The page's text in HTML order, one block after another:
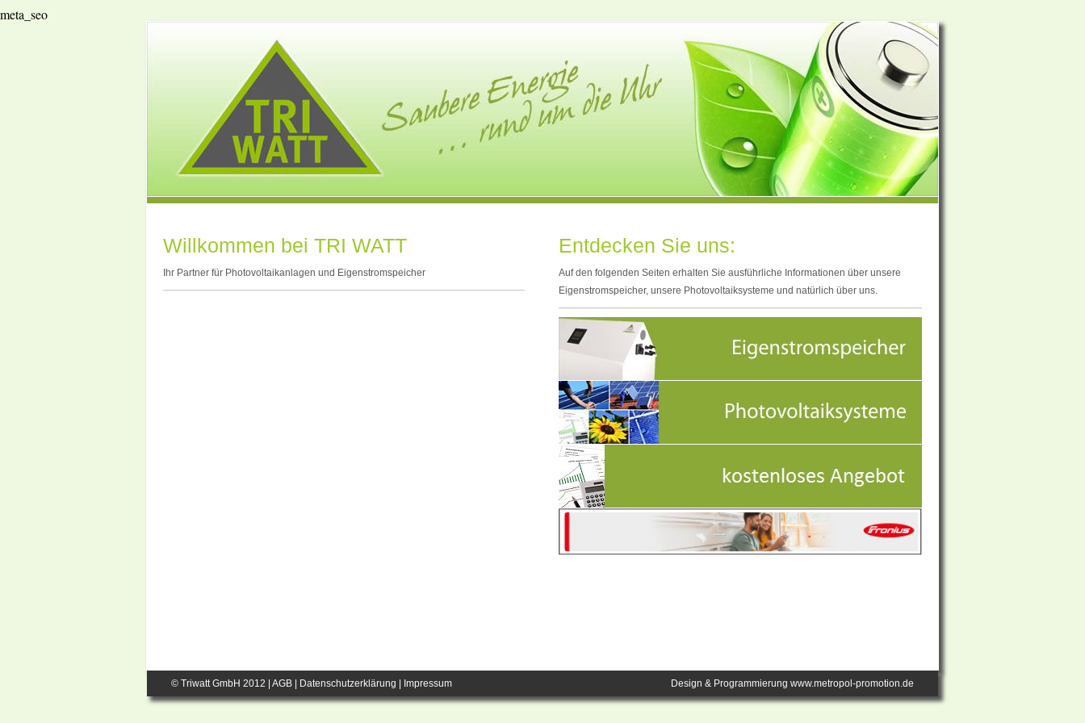
meta_seo
Willkommen bei TRI WATT
Ihr Partner für Photovoltaikanlagen und Eigenstromspeicher
Entdecken Sie uns:
Auf den folgenden Seiten erhalten Sie ausführliche Informationen über unsere
Eigenstromspeicher, unsere Photovoltaiksysteme und natürlich über uns.
© Triwatt GmbH 2012 | AGB Datenschutzerklärung Impressum Design & Programmierung www.metropol-promotion.de